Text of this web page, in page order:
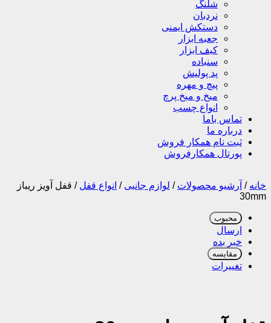
شلنگ
نردبان
دستکش ایمنی
جعبه ابزار
کیف ابزار
سنباده
پد پولیش
پیچ و مهره
میخ و میخ پرچ
انواع چسب
تماس باما
درباره ما
ثبت نام همکار فروش
پورتال همکارفروش
خانه / آرشیو محصولات / لوازم جانبی / انواع قفل / قفل آویز ریباز
30mm
محبوب
ارسال
خبر بده
مقایسه
تغییرات